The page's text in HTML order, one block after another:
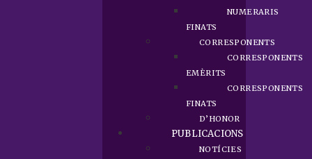
NUMERARIS
FINATS
CORRESPONENTS
CORRESPONENTS
EMÈRITS
CORRESPONENTS
FINATS
D’HONOR
PUBLICACIONS
NOTÍCIES